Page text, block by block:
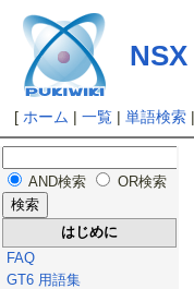
[ ホーム |一覧 |単語検索
AND検索 OR検索
はじめに
FAQ
GT6 用語集